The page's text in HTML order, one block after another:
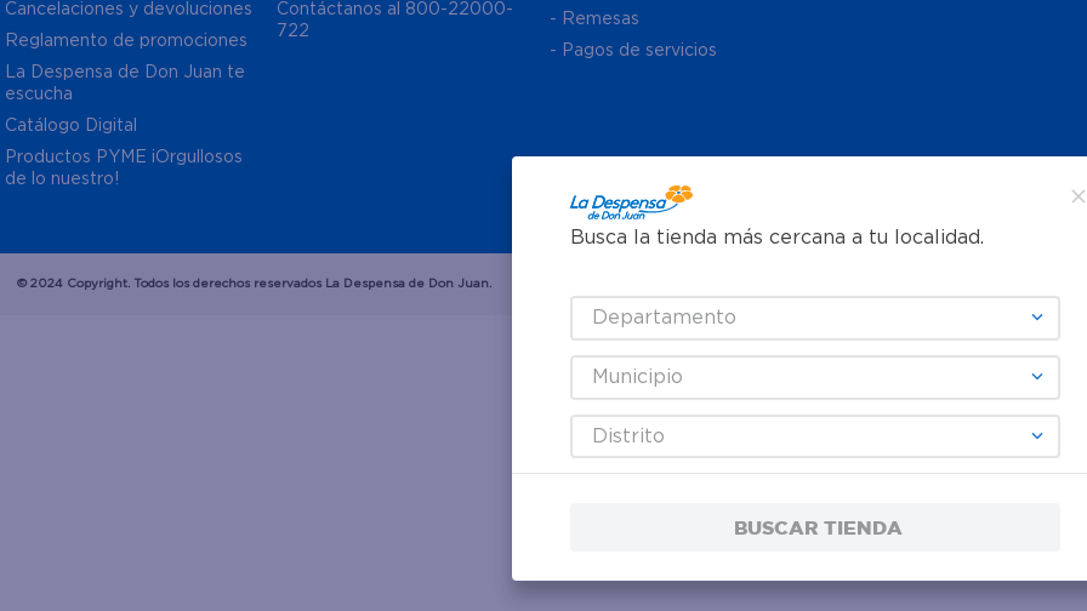
Cancelaciones y devoluciones
Reglamento de promociones
La Despensa de Don Juan te
escucha
Catálogo Digital
Productos PYME ¡Orgullosos
de lo nuestro!
Contáctanos al 800-22000-
722
- Remesas
- Pagos de servicios
© 2024 Copyright. Todos los derechos reservados La Despensa de Don Juan.
Busca la tienda más cercana a tu localidad.
Departamento
Municipio
Distrito
BUSCAR TIENDA